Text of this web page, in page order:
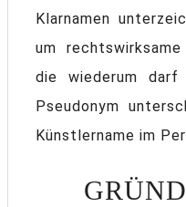
Klarnamen
um
die wiederum
Pseudonym
Künstlername im